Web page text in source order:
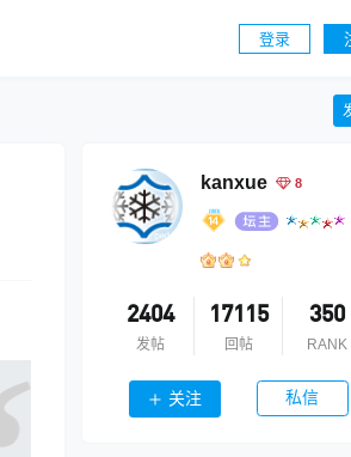
登录
kanxue 8
2404
发帖
17115
回帖
350
RANK
关注 私信